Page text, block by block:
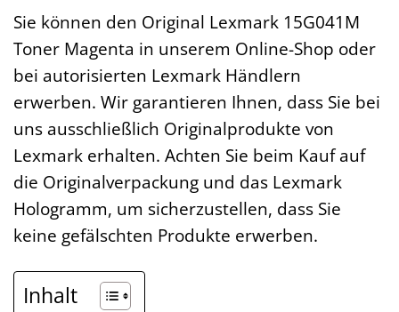
Sie können den Original Lexmark 15G041M
Toner Magenta in unserem Online-Shop oder
bei autorisierten Lexmark Händlern
erwerben. Wir garantieren Ihnen, dass Sie bei
uns ausschließlich Originalprodukte von
Lexmark erhalten. Achten Sie beim Kauf auf
die Originalverpackung und das Lexmark
Hologramm, um sicherzustellen, dass Sie
keine gefälschten Produkte erwerben.
Inhalt